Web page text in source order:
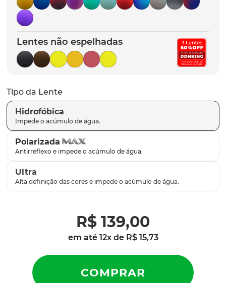
Lentes não espelhadas
Tipo da Lente
Hidrofóbica
Polarizada
Ultra
R$ 139,00
em até 12x de R$ 15,73
6º t-shock
7º gasket
8º parafusos
9º latch